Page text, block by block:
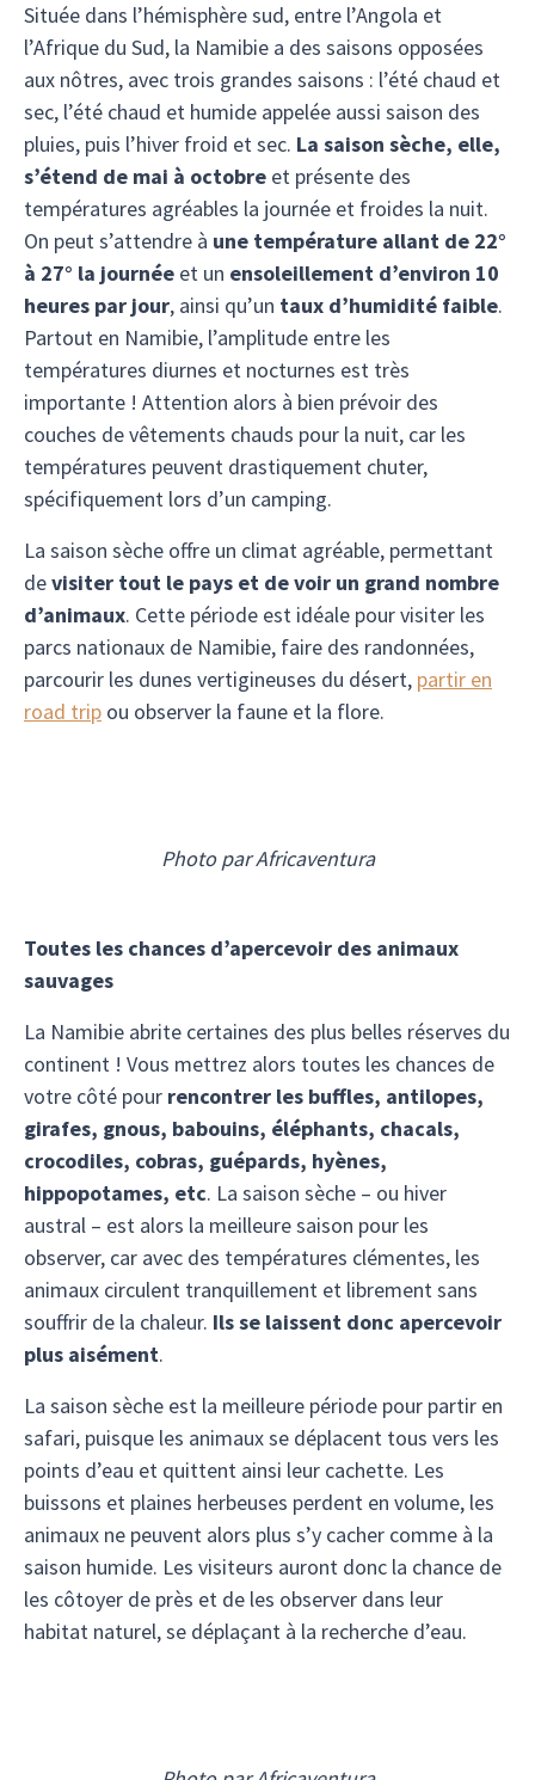
Située dans l’hémisphère sud, entre l’Angola et
l’Afrique du Sud, la Namibie a des saisons opposées
aux nôtres, avec trois grandes saisons : l’été chaud et
sec, l’été chaud et humide appelée aussi saison des
pluies, puis l’hiver froid et sec. La saison sèche, elle,
s’étend de mai à octobre et présente des
températures agréables la journée et froides la nuit.
On peut s’attendre à une température allant de 22°
à 27° la journée et un ensoleillement d’environ 10
heures par jour, ainsi qu’un taux d’humidité faible.
Partout en Namibie, l’amplitude entre les
températures diurnes et nocturnes est très
importante ! Attention alors à bien prévoir des
couches de vêtements chauds pour la nuit, car les
températures peuvent drastiquement chuter,
spécifiquement lors d’un camping.
La saison sèche offre un climat agréable, permettant
devisiter tout le pays et de voir un grand nombre
d’animaux. Cette période est idéale pour visiter les
parcs nationaux de Namibie, faire des randonnées,
parcourir les dunes vertigineuses du désert, partir en
road trip ou observer la faune et la flore.
Photo par Africaventura
Toutes les chances d’apercevoir des animaux
sauvages
La Namibie abrite certaines des plus belles réserves du
continent ! Vous mettrez alors toutes les chances de
votre côté pour rencontrer les buffles, antilopes,
girafes, gnous, babouins, éléphants, chacals,
crocodiles, cobras, guépards, hyènes,
hippopotames, etc. La saison sèche – ou hiver
austral – est alors la meilleure saison pour les
observer, car avec des températures clémentes, les
animaux circulent tranquillement et librement sans
souffrir de la chaleur. Ils se laissent donc apercevoir
plus aisément.
La saison sèche est la meilleure période pour partir en
safari, puisque les animaux se déplacent tous vers les
points d’eau et quittent ainsi leur cachette. Les
buissons et plaines herbeuses perdent en volume, les
animaux ne peuvent alors plus s’y cacher comme à la
saison humide. Les visiteurs auront donc la chance de
les côtoyer de près et de les observer dans leur
habitat naturel, se déplaçant à la recherche d’eau.